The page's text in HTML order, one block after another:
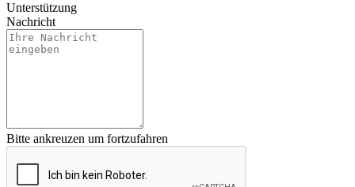
Unterstützung
Nachricht
Bitte ankreuzen um fortzufahren